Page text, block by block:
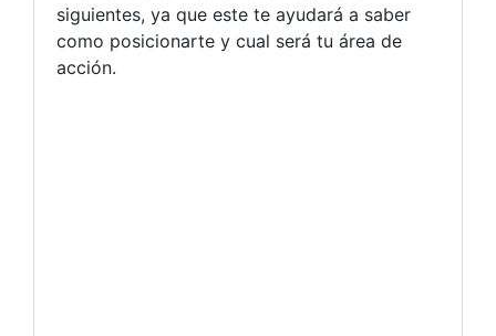
siguientes, ya que este te ayudará a saber
como posicionarte y cual será tu área de
acción.